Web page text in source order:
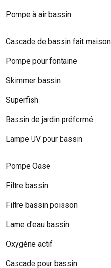
Pompe à air bassin
Cascade de bassin fait maison
Pompe pour fontaine
Skimmer bassin
Superfish
Bassin de jardin préformé
Lampe UV pour bassin
Pompe Oase
Filtre bassin
Filtre bassin poisson
Lame d'eau bassin
Oxygène actif
Cascade pour bassin